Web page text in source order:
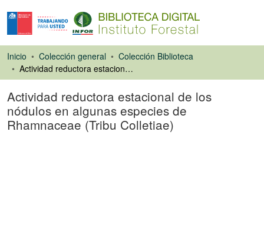
Inicio Colección general
Colección Biblioteca
Actividad reductora estacional de los nódulos en algunas especies de Rhamnaceae (Tribu Colletiae)
Actividad reductora estacional de los
nódulos en algunas especies de
Rhamnaceae (Tribu Colletiae)